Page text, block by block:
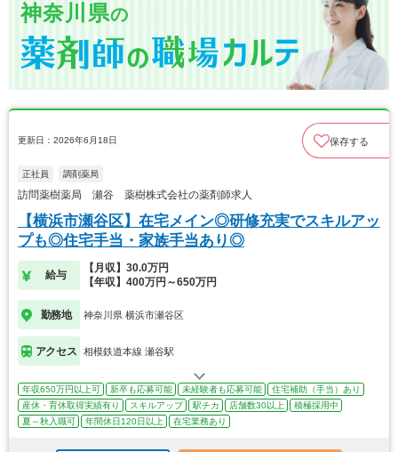
神奈川県の
更新日：2026年6月18日 保存する
正社員 調剤薬局
訪問薬樹薬局 瀬谷 薬樹株式会社の薬剤師求人
【横浜市瀬谷区】在宅メイン◎研修充実でスキルアッ
プも◎住宅手当・家族手当あり◎
給与
【月収】30.0万円
【年収】400万円～650万円
勤務地 神奈川県 横浜市瀬谷区
アクセス 相模鉄道本線 瀬谷駅
年収650万円以上可 新卒も応募可能 未経験者も応募可能
住宅補助（手当）あり
産休・育休取得実績有り
スキルアップ 駅チカ 店舗数30以上
積極採用中
夏～秋入職可
年間休日120日以上 在宅業務あり